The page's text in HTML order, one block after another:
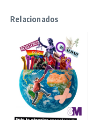
Relacionados